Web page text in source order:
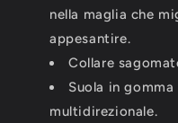
nella maglia che
appesantire.
Collare
Suola in
multidirezionale.